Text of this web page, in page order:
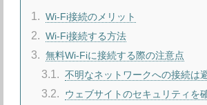
1 Wi-Fi接続のメリット
2 Wi-Fi接続する方法
3 無料Wi-Fiに接続する際の注意点
3.1 不明なネットワークへの接続は
3.2 ウェブサイトのセキュリティを